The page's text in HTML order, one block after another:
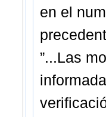
en el
”...Las